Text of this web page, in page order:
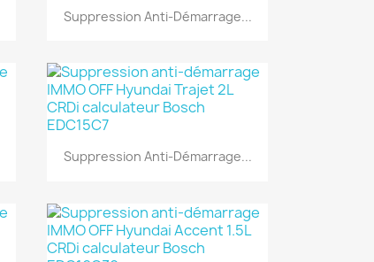
Aperçu rapide
Suppression Anti-Démarrage...
Aperçu rapide
Suppression Anti-Démarrage...